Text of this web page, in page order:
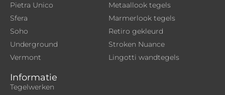
Pietra Unico
Sfera
Soho
Underground
Vermont
Metaallook tegels
Marmerlook tegels
Retiro gekleurd
Stroken Nuance
Lingotti wandtegels
Informatie
Tegelwerken